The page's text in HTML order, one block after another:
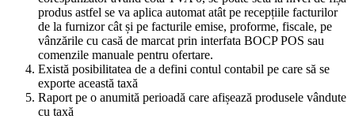
produs astfel se va aplica automat atât pe recepțiile facturilor
de la furnizor cât și pe facturile emise, proforme, fiscale, pe
vânzările cu casă de marcat prin interfata BOCP POS sau
comenzile manuale pentru ofertare.
Există posibilitatea de a defini contul contabil pe care să se
exporte această taxă
Raport pe o anumită perioadă care afișează produsele vândute
cu taxă